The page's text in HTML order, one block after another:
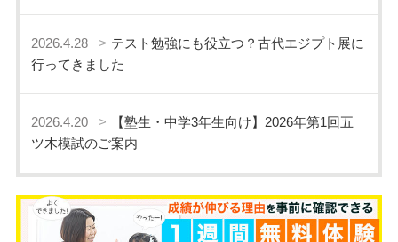
2026.4.28
テスト勉強にも役立つ？古代エジプト展に
行ってきました
2026.4.20
【塾生・中学3年生向け】2026年第1回五
ツ木模試のご案内